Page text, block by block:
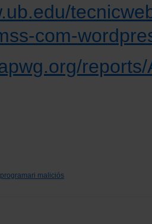
com-
programari maliciós